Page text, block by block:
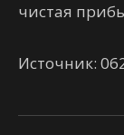
чистая
Источник: